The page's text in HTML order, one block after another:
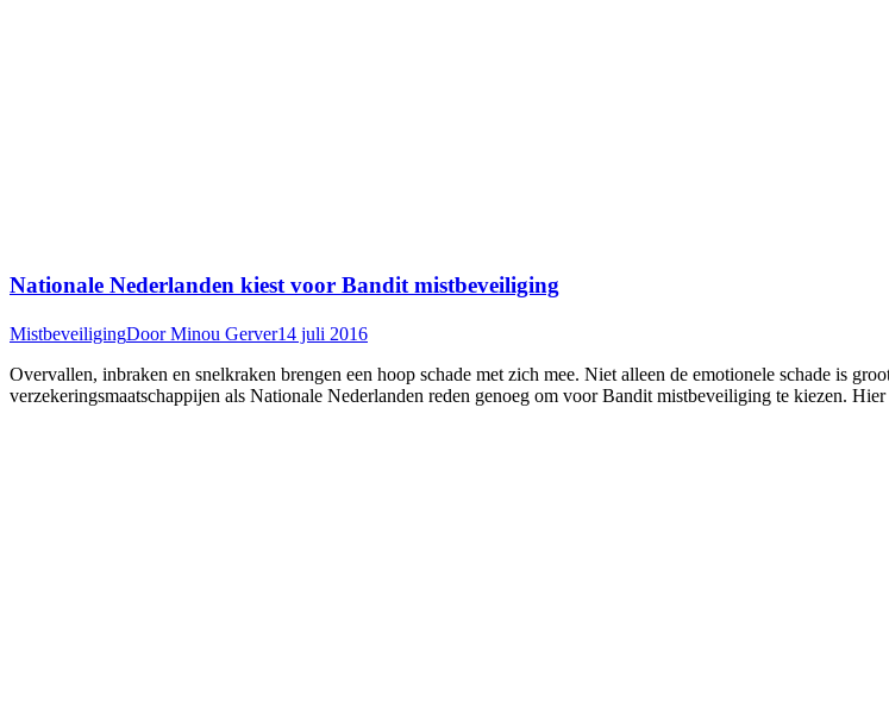
Nationale Nederlanden kiest voor Bandit mistbeveiliging
MistbeveiligingDoorMinou Gerver14 juli 2016
Overvallen, inbraken en snelkraken brengen een hoop schade met zich mee. Niet alleen de emotionele schade is
verzekeringsmaatschappijen als Nationale Nederlanden reden genoeg om voor Bandit mistbeveiliging te kiezen.